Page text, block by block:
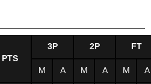
PTS
3P 2P FT
M A M A M A